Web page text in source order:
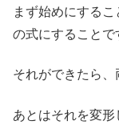
まず始めにする
の式にすることで
それができたら、
あとはそれを変